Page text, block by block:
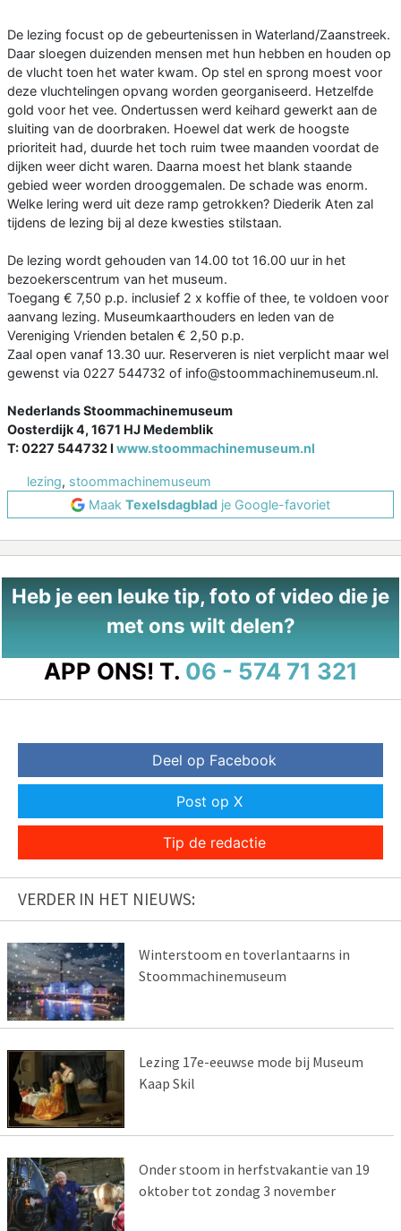
De lezing focust op de gebeurtenissen in Waterland/Zaanstreek.
Daar sloegen duizenden mensen met hun hebben en houden op
de vlucht toen het water kwam. Op stel en sprong moest voor
deze vluchtelingen opvang worden georganiseerd. Hetzelfde
gold voor het vee. Ondertussen werd keihard gewerkt aan de
sluiting van de doorbraken. Hoewel dat werk de hoogste
prioriteit had, duurde het toch ruim twee maanden voordat de
dijken weer dicht waren. Daarna moest het blank staande
gebied weer worden drooggemalen. De schade was enorm.
Welke lering werd uit deze ramp getrokken? Diederik Aten zal
tijdens de lezing bij al deze kwesties stilstaan.
De lezing wordt gehouden van 14.00 tot 16.00 uur in het
bezoekerscentrum van het museum.
Toegang € 7,50 p.p. inclusief 2 x koffie of thee, te voldoen voor
aanvang lezing. Museumkaarthouders en leden van de
Vereniging Vrienden betalen € 2,50 p.p.
Zaal open vanaf 13.30 uur. Reserveren is niet verplicht maar wel
gewenst via 0227 544732 of info@stoommachinemuseum.nl.
Nederlands Stoommachinemuseum
Oosterdijk 4, 1671 HJ Medemblik
T: 0227 544732 Iwww.stoommachinemuseum.nl
lezing, stoommachinemuseum
Maak Texelsdagblad je Google-favoriet
Heb je een leuke tip, foto of video die je
met ons wilt delen?
APP ONS! T. 06 - 574 71 321
Deel op Facebook
Post op X
Tip de redactie
VERDER IN HET NIEUWS:
Winterstoom en toverlantaarns in
Stoommachinemuseum
Lezing 17e-eeuwse mode bij Museum
Kaap Skil
Onder stoom in herfstvakantie van 19
oktober tot zondag 3 november